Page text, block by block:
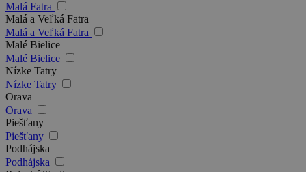
Malá Fatra
Malá a Veľká Fatra
Malá a Veľká Fatra
Malé Bielice
Malé Bielice
Nízke Tatry
Nízke Tatry
Orava
Orava
Piešťany
Piešťany
Podhájska
Podhájska